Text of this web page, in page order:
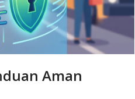
Aman